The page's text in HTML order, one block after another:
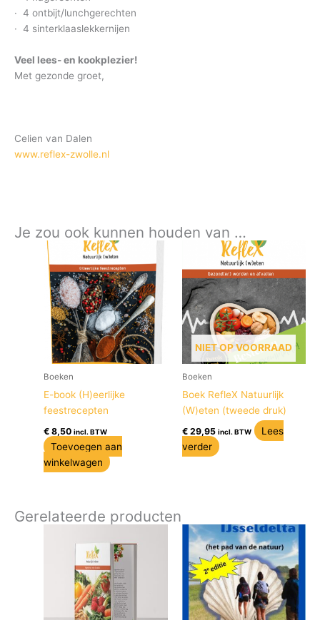
· 4 ontbijt/lunchgerechten
· 4 sinterklaaslekkernijen
Veel lees- en kookplezier!
Met gezonde groet,
Celien van Dalen
www.reflex-zwolle.nl
Je zou ook kunnen houden van …
Boeken
E-book (H)eerlijke
feestrecepten
€ 8,50 incl. BTW
Toevoegen aan
winkelwagen
NIET OP VOORRAAD
Boeken
Boek RefleX Natuurlijk
(W)eten (tweede druk)
€29,95 incl. BTW
Lees
verder
Gerelateerde producten